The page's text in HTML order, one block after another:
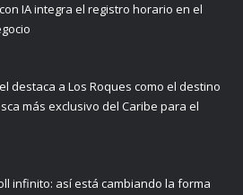
IA integra el registro horario en el
destaca a Los Roques como el destino
más exclusivo del Caribe para el
infinito: así está cambiando la forma